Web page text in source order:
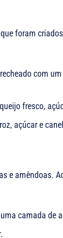
foram
com
fresco,
açúcar e
e amêndoas.
camada de